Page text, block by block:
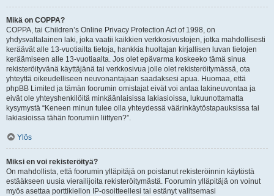
Mikä on COPPA?
COPPA, tai Children’s Online Privacy Protection Act of 1998, on
yhdysvaltalainen laki, joka vaatii kaikkien verkkosivustojen, jotka mahdollisesti
keräävät alle 13-vuotiailta tietoja, hankkia huoltajan kirjallisen luvan tietojen
keräämiseen alle 13-vuotiaalta. Jos olet epävarma koskeeko tämä sinua
rekisteröityvänä käyttäjänä tai verkkosivua jolle olet rekisteröitymässä, ota
yhteyttä oikeudelliseen neuvonantajaan saadaksesi apua. Huomaa, että
phpBB Limited ja tämän foorumin omistajat eivät voi antaa lakineuvontaa ja
eivät ole yhteyshenkilöitä minkäänlaisissa lakiasioissa, lukuunottamatta
kysymystä “Keneen minun tulee olla yhteydessä väärinkäytöstapauksissa tai
lakiasioissa tähän foorumiin liittyen?”.
Ylös
Miksi en voi rekisteröityä?
On mahdollista, että foorumin ylläpitäjä on poistanut rekisteröinnin käytöstä
estääkseen uusia vierailijoita rekisteröitymästä. Foorumin ylläpitäjä on voinut
myös asettaa porttikiellon IP-osoitteellesi tai estänyt valitsemasi